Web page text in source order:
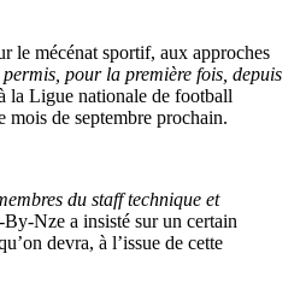
le mécénat sportif, aux approches
pour la première fois, depuis
la Ligue nationale de football
de septembre prochain.
du staff technique et
Nze a insisté sur un certain
devra, à l’issue de cette